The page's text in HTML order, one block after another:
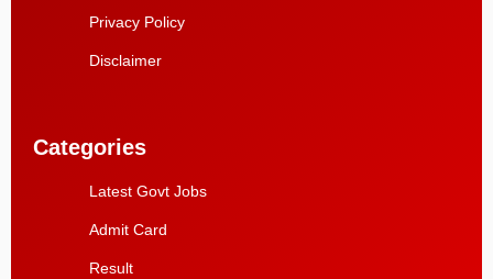
Privacy Policy
Disclaimer
Categories
Latest Govt Jobs
Admit Card
Result